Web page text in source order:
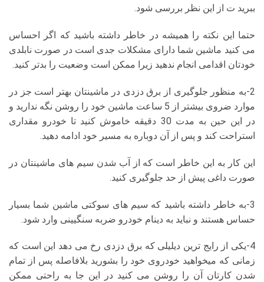
ببرید ت از این نظر بررسی شود.
حتما این نکته را همیشه در خاطر داشته باشید که اگر احساس
می کنید ماشین شما دارای مشکلات جدی است در صورت نابلدی
خودتان اقدامی انجام ندهید زیرا ممکن است وضعیت را بدتر کنید.
2-به منظور جلوگیری از برق دزدی در ماشینتان بهتر است جز در
موارد ضروی بیشتر از 5 ساعت ماشین خود را روشن نگه ندارید و
در این حین به مدت 30 دقیقه خاموش کنید تا خودرو مقداری
استراحت کند و پس از آن دوباره به مسیر خود ادامه دهید.
این کار به این خاطر است که از آب شدن سیم های ماشینتان در
صورت داغی پیش از حد جلوگیری کنید.
3-به خاطر داشته باشید که سیم های سوکتی ماشین شما بسیار
حساس هستند و نباید به دینام خودرو ضربه سنگیینی وارد شود.
4-یکی از رایج ترین دیلیلی که برق دزدی رخ می دهد این است که
زمانی که میخواهید خودروی خود را بشورید بلافاصله پس از تمام
شدن کارتان آن را روشن می کنید در این جا به راحتی ممکن